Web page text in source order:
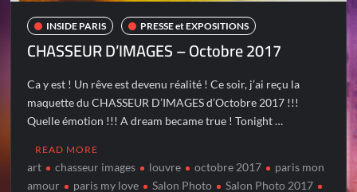
INSIDE PARIS PRESSE et EXPOSITIONS
CHASSEUR D’IMAGES – Octobre 2017
Ca y est ! Un rêve est devenu réalité ! Ce soir, j’ai reçu la
maquette du CHASSEUR D’IMAGES d’Octobre 2017 !!!
Quelle émotion !!! A dream became true ! Tonight …
READ MORE
art chasseur images louvre octobre 2017
paris mon
amour
paris my love Salon Photo
Salon Photo 2017